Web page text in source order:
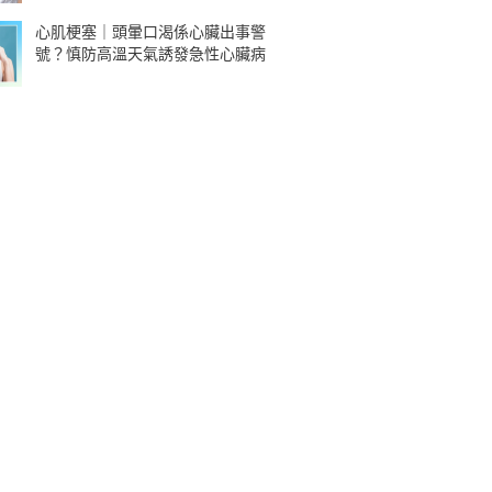
心肌梗塞｜頭暈口渴係心臟出事警
號？慎防高溫天氣誘發急性心臟病